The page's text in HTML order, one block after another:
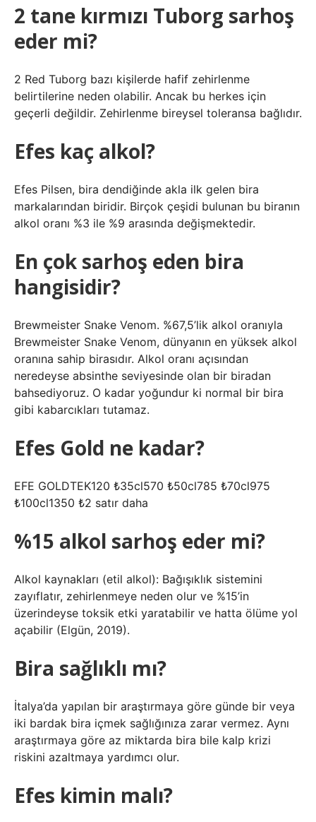
2 tane kırmızı Tuborg sarhoş
eder mi?
2 Red Tuborg bazı kişilerde hafif zehirlenme
belirtilerine neden olabilir. Ancak bu herkes için
geçerli değildir. Zehirlenme bireysel toleransa bağlıdır.
Efes kaç alkol?
Efes Pilsen, bira dendiğinde akla ilk gelen bira
markalarından biridir. Birçok çeşidi bulunan bu biranın
alkol oranı %3 ile %9 arasında değişmektedir.
En çok sarhoş eden bira
hangisidir?
Brewmeister Snake Venom. %67,5’lik alkol oranıyla
Brewmeister Snake Venom, dünyanın en yüksek alkol
oranına sahip birasıdır. Alkol oranı açısından
neredeyse absinthe seviyesinde olan bir biradan
bahsediyoruz. O kadar yoğundur ki normal bir bira
gibi kabarcıkları tutamaz.
Efes Gold ne kadar?
EFE GOLDTEK120 ₺35cl570 ₺50cl785 ₺70cl975
₺100cl1350 ₺2 satır daha
%15 alkol sarhoş eder mi?
Alkol kaynakları (etil alkol): Bağışıklık sistemini
zayıflatır, zehirlenmeye neden olur ve %15’in
üzerindeyse toksik etki yaratabilir ve hatta ölüme yol
açabilir (Elgün, 2019).
Bira sağlıklı mı?
İtalya’da yapılan bir araştırmaya göre günde bir veya
iki bardak bira içmek sağlığınıza zarar vermez. Aynı
araştırmaya göre az miktarda bira bile kalp krizi
riskini azaltmaya yardımcı olur.
Efes kimin malı?